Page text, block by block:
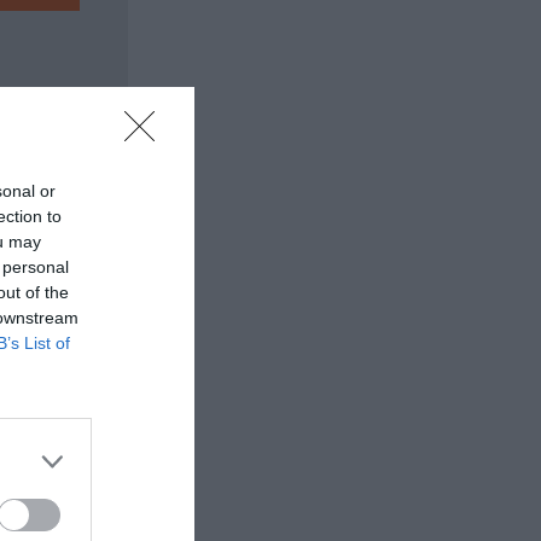
or
to
may
of the
List of